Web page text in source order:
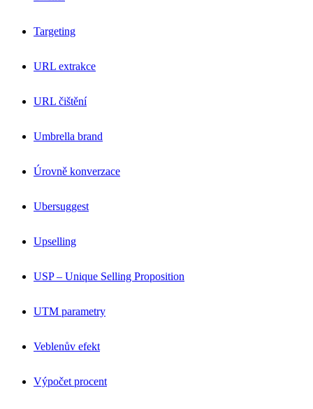
Targeting
URL extrakce
URL čištění
Umbrella brand
Úrovně konverzace
Ubersuggest
Upselling
USP – Unique Selling Proposition
UTM parametry
Veblenův efekt
Výpočet procent